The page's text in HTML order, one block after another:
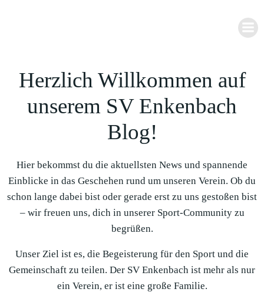
Herzlich Willkommen auf
unserem SV Enkenbach
Blog!
Hier bekommst du die aktuellsten News und spannende
Einblicke in das Geschehen rund um unseren Verein. Ob du
schon lange dabei bist oder gerade erst zu uns gestoßen bist
– wir freuen uns, dich in unserer Sport-Community zu
begrüßen.
Unser Ziel ist es, die Begeisterung für den Sport und die
Gemeinschaft zu teilen. Der SV Enkenbach ist mehr als nur
ein Verein, er ist eine große Familie.